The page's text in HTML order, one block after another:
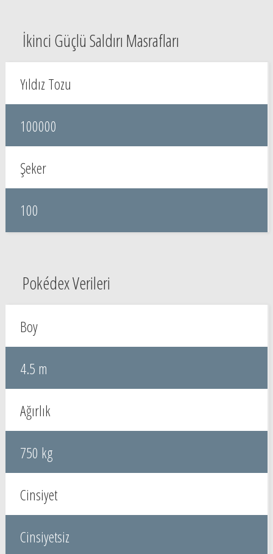
İkinci Güçlü Saldırı Masrafları
Yıldız Tozu
100000
Şeker
100
Pokédex Verileri
Boy
4.5 m
Ağırlık
750 kg
Cinsiyet
Cinsiyetsiz